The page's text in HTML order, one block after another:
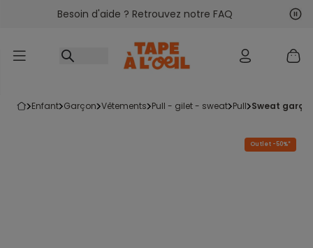
Accéder au contenu
Besoin d'aide ? Retrouvez notre FAQ
enfant garçon vêtements pull - gilet - sweat pull sweat
Outlet -50%*